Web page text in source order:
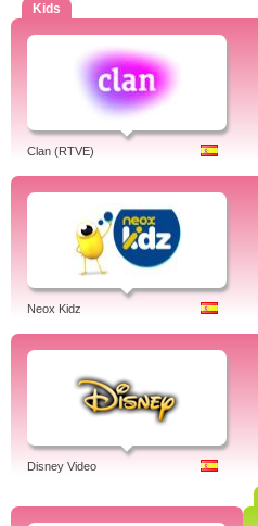
Kids
Clan (RTVE)
Neox Kidz
Disney Video